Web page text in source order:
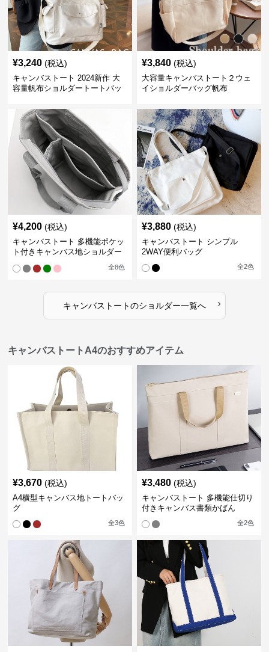
¥3,240 (税込)
キャンバストート 2024新作 大
容量帆布ショルダートートバッ
¥3,840 (税込)
大容量キャンバストート２ウェ
イショルダーバッグ帆布
¥4,200 (税込)
キャンバストート 多機能ポケッ
ト付きキャンバス地ショルダー
全8色
¥3,880 (税込)
キャンバストート シンプル
2WAY便利バッグ
全2色
キャンバストートのショルダー一覧へ ›
キャンバストートA4のおすすめアイテム
¥3,670 (税込)
A4横型キャンバス地トートバッ
グ
全3色
¥3,480 (税込)
キャンバストート 多機能仕切り
付きキャンバス書類かばん
全2色